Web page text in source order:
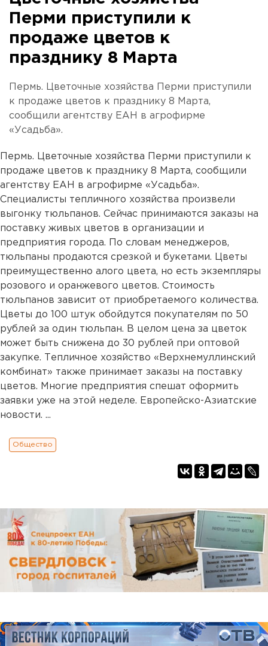
Перми приступили к
продаже цветов к
празднику 8 Марта
Пермь. Цветочные хозяйства Перми приступили
к продаже цветов к празднику 8 Марта,
сообщили агентству ЕАН в агрофирме
«Усадьба».
Пермь. Цветочные хозяйства Перми приступили к
продаже цветов к празднику 8 Марта, сообщили
агентству ЕАН в агрофирме «Усадьба».
Специалисты тепличного хозяйства произвели
выгонку тюльпанов. Сейчас принимаются заказы на
поставку живых цветов в организации и
предприятия города. По словам менеджеров,
тюльпаны продаются срезкой и букетами. Цветы
преимущественно алого цвета, но есть экземпляры
розового и оранжевого цветов. Стоимость
тюльпанов зависит от приобретаемого количества.
Цветы до 100 штук обойдутся покупателям по 50
рублей за один тюльпан. В целом цена за цветок
может быть снижена до 30 рублей при оптовой
закупке. Тепличное хозяйство «Верхнемуллинский
комбинат» также принимает заказы на поставку
цветов. Многие предприятия спешат оформить
заявки уже на этой неделе. Европейско-Азиатские
новости. ...
Общество